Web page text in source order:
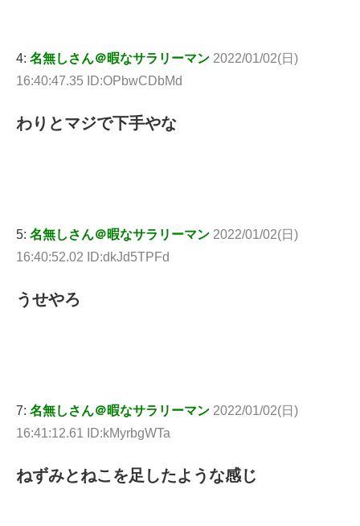
4: 名無しさん＠暇なサラリーマン 2022/01/02(日)
16:40:47.35 ID:OPbwCDbMd
わりとマジで下手やな
5: 名無しさん＠暇なサラリーマン 2022/01/02(日)
16:40:52.02 ID:dkJd5TPFd
うせやろ
7: 名無しさん＠暇なサラリーマン 2022/01/02(日)
16:41:12.61 ID:kMyrbgWTa
ねずみとねこを足したような感じ